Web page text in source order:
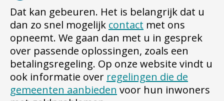
Dat kan gebeuren. Het is belangrijk dat u
dan zo snel mogelijk contact met ons
opneemt. We gaan dan met u in gesprek
over passende oplossingen, zoals een
betalingsregeling. Op onze website vindt u
ook informatie over regelingen die de
gemeenten aanbieden voor hun inwoners